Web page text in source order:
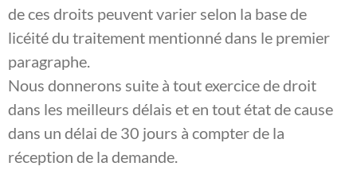
de ces droits peuvent varier selon la base de
licéité du traitement mentionné dans le premier
paragraphe.
Nous donnerons suite à tout exercice de droit
dans les meilleurs délais et en tout état de cause
dans un délai de 30 jours à compter de la
réception de la demande.